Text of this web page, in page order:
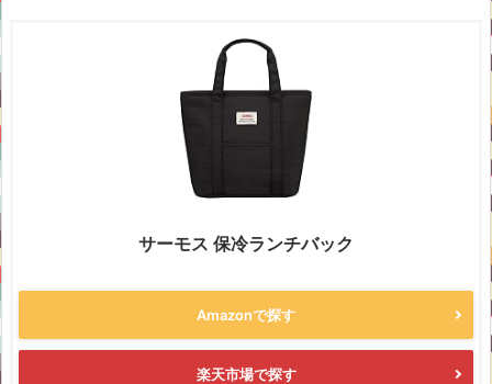
サーモス 保冷ランチバック
Amazonで探す
楽天市場で探す